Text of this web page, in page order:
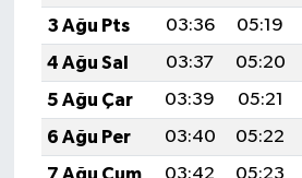
3 Ağu Pts
03:36 05:19
4 Ağu Sal
03:37 05:20
5 Ağu Çar
03:39 05:21
6 Ağu Per
03:40 05:22